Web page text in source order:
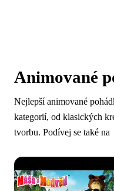
Animované
Nejlepší animované
kategorií, od klasických
tvorbu. Podívej se také na